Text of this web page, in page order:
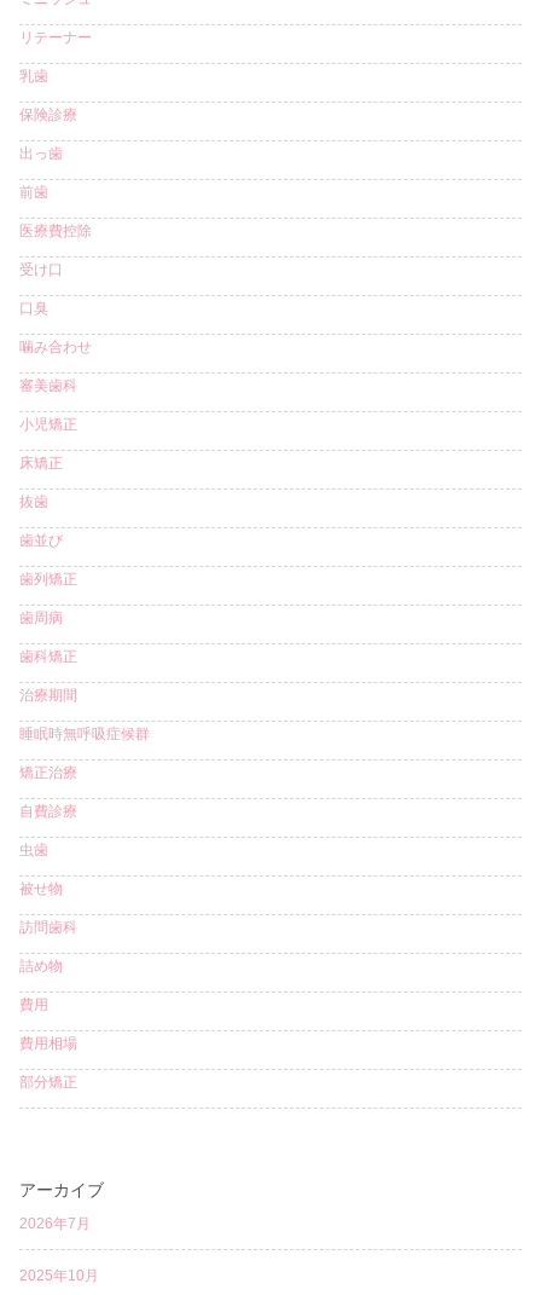
リテーナー
乳歯
保険診療
出っ歯
前歯
医療費控除
受け口
口臭
噛み合わせ
審美歯科
小児矯正
床矯正
抜歯
歯並び
歯列矯正
歯周病
歯科矯正
治療期間
睡眠時無呼吸症候群
矯正治療
自費診療
虫歯
被せ物
訪問歯科
詰め物
費用
費用相場
部分矯正
アーカイブ
2026年7月
2025年10月